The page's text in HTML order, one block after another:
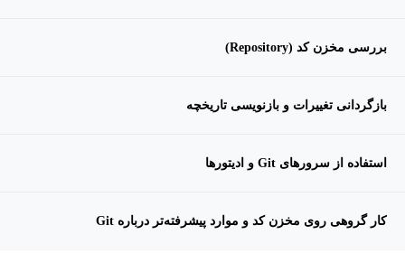
بررسی مخزن کد (Repository)
بازگردانی تغییرات و بازنویسی تاریخچه
استفاده از سرورهای Git و ادیتورها
کار گروهی روی مخزن کد و موارد پیشرفته‌تر درباره Git